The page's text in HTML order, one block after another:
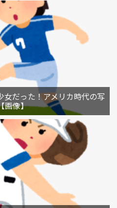
女だった！アメリカ時代の写
画像】